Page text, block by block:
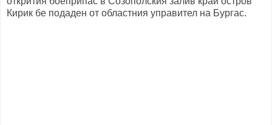
Кирик бе подаден от областния управител на Бургас.